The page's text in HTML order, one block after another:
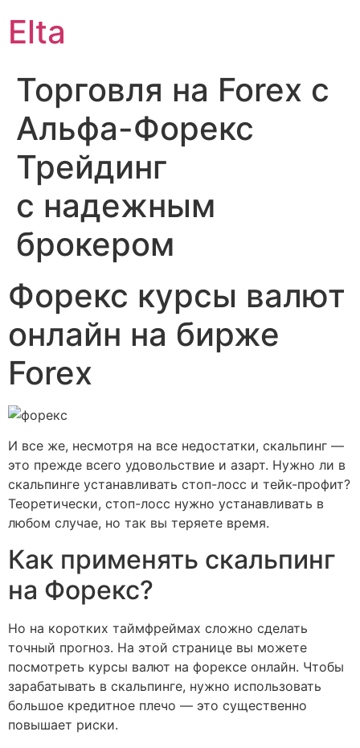
Elta
Торговля на Forex с
Альфа-Форекс
Трейдинг
с надежным
брокером
Форекс курсы валют
онлайн на бирже
Forex
И все же, несмотря на все недостатки, скальпинг —
это прежде всего удовольствие и азарт. Нужно ли в
скальпинге устанавливать стоп-лосс и тейк-профит?
Теоретически, стоп-лосс нужно устанавливать в
любом случае, но так вы теряете время.
Как применять скальпинг
на Форекс?
Но на коротких таймфреймах сложно сделать
точный прогноз. На этой странице вы можете
посмотреть курсы валют на форексе онлайн. Чтобы
зарабатывать в скальпинге, нужно использовать
большое кредитное плечо — это существенно
повышает риски.